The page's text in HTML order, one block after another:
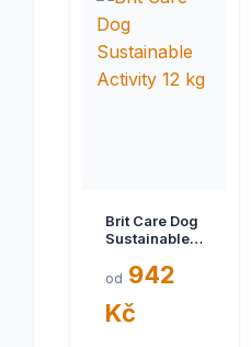
Brit Care Dog
Sustainable
od 942
Kč